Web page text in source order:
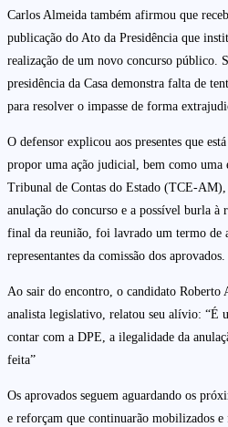
Carlos Almeida também afirmou que
publicação do Ato da Presidência que
realização de um novo concurso público.
presidência da Casa demonstra falta de
para resolver o impasse de forma
O defensor explicou aos presentes que
propor uma ação judicial, bem como uma
Tribunal de Contas do Estado (TCE-AM),
anulação do concurso e a possível burla
final da reunião, foi lavrado um termo de
representantes da comissão dos aprovados.
Ao sair do encontro, o candidato Roberto
analista legislativo, relatou seu alívio: “É
contar com a DPE, a ilegalidade da
feita”
Os aprovados seguem aguardando os
e reforçam que continuarão mobilizados